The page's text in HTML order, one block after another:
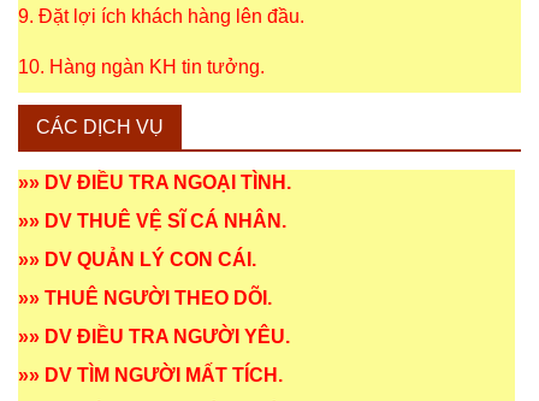
9. Đặt lợi ích khách hàng lên đầu.
10. Hàng ngàn KH tin tưởng.
CÁC DỊCH VỤ
»» DV ĐIỀU TRA NGOẠI TÌNH .
»» DV THUÊ VỆ SĨ CÁ NHÂN .
»» DV QUẢN LÝ CON CÁI .
»» THUÊ NGƯỜI THEO DÕI .
»» DV ĐIỀU TRA NGƯỜI YÊU.
»» DV TÌM NGƯỜI MẤT TÍCH .